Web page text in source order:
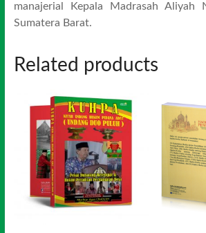
manajerial Kepala Madrasah Aliyah
Sumatera Barat.
Related products